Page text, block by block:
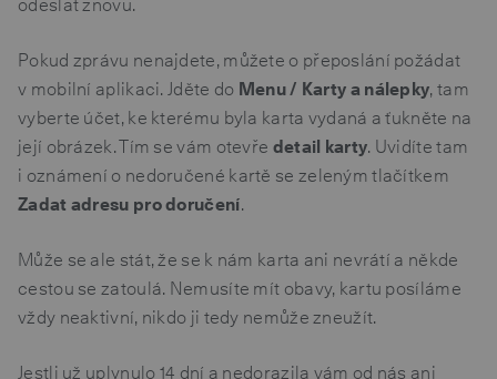
odeslat znovu.
Pokud zprávu nenajdete, můžete o přeposlání požádat
v mobilní aplikaci. Jděte do Menu / Karty a nálepky, tam
vyberte účet, ke kterému byla karta vydaná a ťukněte na
její obrázek. Tím se vám otevře detail karty. Uvidíte tam
i oznámení o nedoručené kartě se zeleným tlačítkem
Zadat adresu pro doručení.
Může se ale stát, že se k nám karta ani nevrátí a někde
cestou se zatoulá. Nemusíte mít obavy, kartu posíláme
vždy neaktivní, nikdo ji tedy nemůže zneužít.
Jestli už uplynulo 14 dní a nedorazila vám od nás ani